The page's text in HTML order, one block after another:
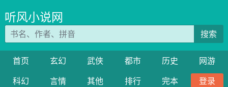
听风小说网
搜索
首页 玄幻 武侠 都市 历史
网游
科幻
言情 其他 排行 完本
登录